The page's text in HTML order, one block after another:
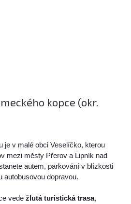
kopce (okr.
je v malé obci Veselíčko, kterou
mezi městy Přerov a Lipník nad
autem, parkování v blízkosti
autobusovou dopravou.
vedežlutá turistická trasa,